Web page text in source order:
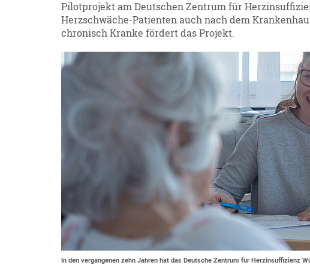
Pilotprojekt am Deutschen Zentrum für
Herzschwäche-Patienten auch nach dem
chronisch Kranke fördert das Projekt.
In den vergangenen zehn Jahren hat das Deutsche Zentrum für Herzinsuffizienz